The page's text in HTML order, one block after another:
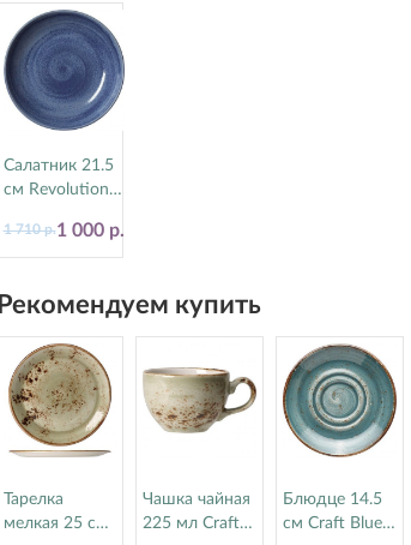
Салатник 21.5
см Revolution
Steelite
(Стилайт)
1 000 р.
1 710 р.
Рекомендуем купить
Тарелка
мелкая 25 см
Чашка чайная
225 мл Craft
Блюдце 14.5
см Craft Blue